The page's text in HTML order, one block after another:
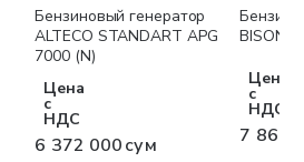
Бесплатная доставка
Бензиновый генератор
ALTECO STANDART APG
7000 (N)
Цена
с
НДС
6 372 000 сум
BISON
Цена
с
НДС
7 860